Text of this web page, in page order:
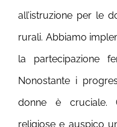
all’istruzione per le
rurali. Abbiamo
la partecipazione
Nonostante i
donne è cruciale.
religiose e auspico